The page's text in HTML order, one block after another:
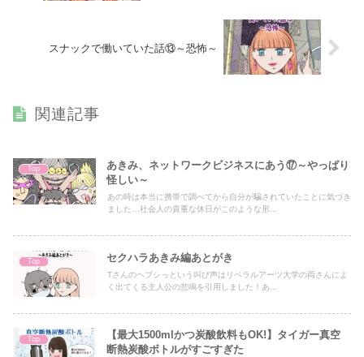
スナックで働いていた話⑬～恐怖～
関連記事
Top
あきみ、ネットワークビジネスにあう⑰～やっぱり
怪しい～
あの時は本当に携帯で調べてから自分が騙されていたことに気づき
ました…社会人の貴重な休日がこのような形...
Top セクハラあきみ編あとがき
Tさんのヘブシっという叫び声はリベラルアーツ大学の両さんによ
く出てくる主人公の悲鳴を引用しました！あ...
Top
【最大1500mlかつ炭酸飲料もOK!】タイガー真空
断熱炭酸ボトルがすごすぎた